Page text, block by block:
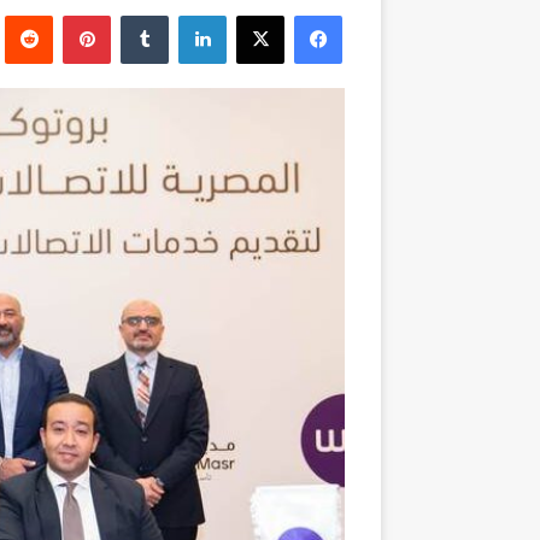
إلكترونيا
فيسبوك ‫X لينكدإن بينتيريست